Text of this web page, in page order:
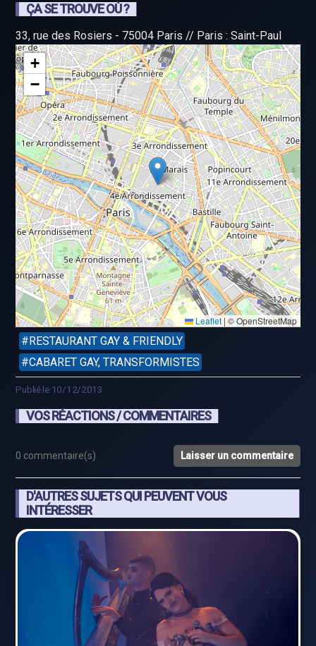
ÇA SE TROUVE OÙ ?
33, rue des Rosiers - 75004 Paris // Paris : Saint-Paul
+
−
Leaflet|© OpenStreetMap
RESTAURANT GAY & FRIENDLY
CABARET GAY, TRANSFORMISTES
Publié le 10/12/2013
VOS RÉACTIONS / COMMENTAIRES
0 commentaire(s) Laisser un commentaire
D'AUTRES SUJETS QUI PEUVENT VOUS
INTÉRESSER